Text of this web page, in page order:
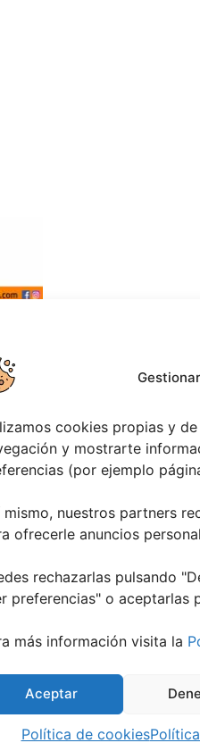
cookies propias y
y mostrarte
(por ejemplo
mismo, nuestros partners
ofrecerle anuncios
rechazarlas pulsando
preferencias" o aceptarlas
más información visita la
Aceptar
Política de cookies